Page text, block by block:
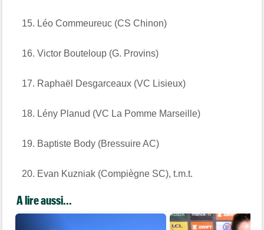
Léo Commeureuc (CS Chinon)
Victor Bouteloup (G. Provins)
Raphaël Desgarceaux (VC Lisieux)
Lény Planud (VC La Pomme Marseille)
Baptiste Body (Bressuire AC)
Evan Kuzniak (Compiègne SC), t.m.t.
A lire aussi...